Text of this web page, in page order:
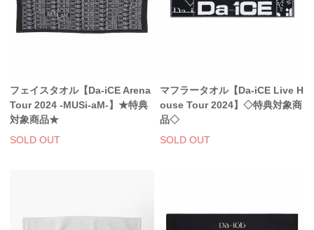
フェイスタオル【Da-iCE Arena
Tour 2024 -MUSi-aM-】★特典
対象商品★
SOLD OUT
マフラータオル【Da-iCE Live H
ouse Tour 2024】◇特典対象商
品◇
SOLD OUT